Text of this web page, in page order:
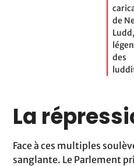
de
des
La
Face à ces multiples
sanglante. Le Parlement